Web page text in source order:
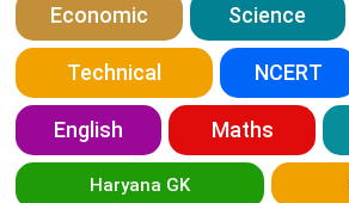
Economic Science
Technical NCERT
English Maths
Haryana GK